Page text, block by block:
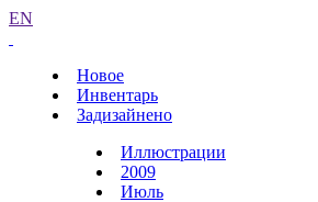
EN
Новое
Инвентарь
Задизайнено
Иллюстрации
2009
Июль